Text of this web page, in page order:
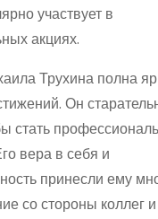
участвует в
акциях.
Трухина полна
Он
стать
вера в себя и
принесли ему
со стороны коллег и